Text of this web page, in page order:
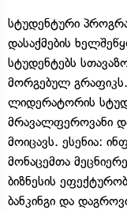
სტუდენტური
დასაქმების
სტუდენტებს
მორგებულ
ლიდერატორის
მრავალფეროვანი
მოიცავს. ესენია:
მონაცემთა
ბიზნესის
ბანკინგი და